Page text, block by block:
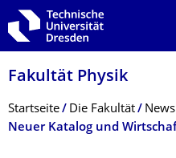
Zur Hauptnavigation springen
Zur Suche springen
Zum Inhalt springen
Fakultät Physik
Breadcrumb-Menü
Startseite Die Fakultät
News